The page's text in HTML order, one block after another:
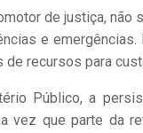
de justiça, não
e
de recursos para
Público, a
vez que parte da